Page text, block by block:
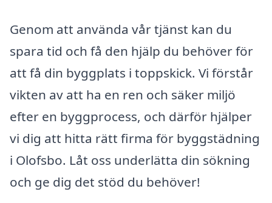
Genom att använda vår tjänst kan du
spara tid och få den hjälp du behöver för
att få din byggplats i toppskick. Vi förstår
vikten av att ha en ren och säker miljö
efter en byggprocess, och därför hjälper
vi dig att hitta rätt firma för byggstädning
i Olofsbo. Låt oss underlätta din sökning
och ge dig det stöd du behöver!